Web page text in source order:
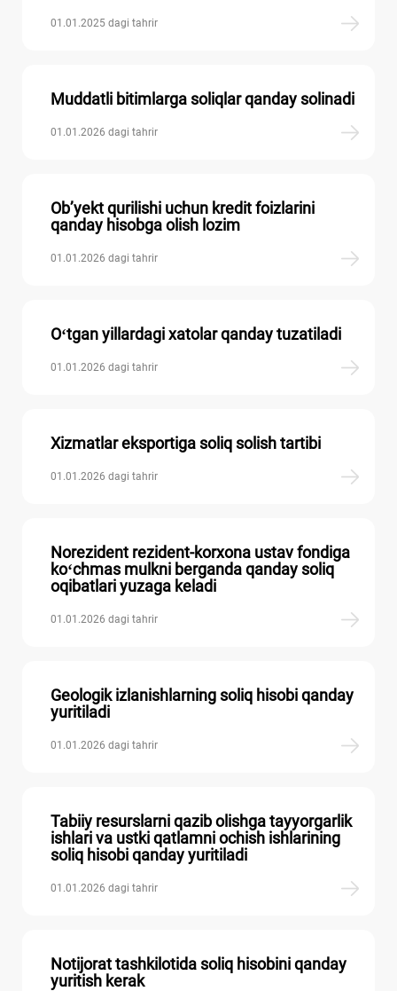
01.01.2025 dagi tahrir
Muddatli bitimlarga soliqlar qanday solinadi
01.01.2026 dagi tahrir
Ob’yekt qurilishi uchun kredit foizlarini
qanday hisobga olish lozim
01.01.2026 dagi tahrir
Oʻtgan yillardagi хatolar qanday tuzatiladi
01.01.2026 dagi tahrir
Xizmatlar eksportiga soliq solish tartibi
01.01.2026 dagi tahrir
Norezident rezident-korхona ustav fondiga
koʻchmas mulkni berganda qanday soliq
oqibatlari yuzaga keladi
01.01.2026 dagi tahrir
Geologik izlanishlarning soliq hisobi qanday
yuritiladi
01.01.2026 dagi tahrir
Tabiiy resurslarni qazib olishga tayyorgarlik
ishlari va ustki qatlamni ochish ishlarining
soliq hisobi qanday yuritiladi
01.01.2026 dagi tahrir
Notijorat tashkilotida soliq hisobini qanday
yuritish kerak